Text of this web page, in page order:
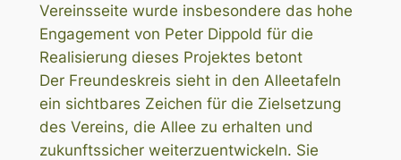
Vereinsseite wurde insbesondere das hohe
Engagement von Peter Dippold für die
Realisierung dieses Projektes betont
Der Freundeskreis sieht in den Alleetafeln
ein sichtbares Zeichen für die Zielsetzung
des Vereins, die Allee zu erhalten und
zukunftssicher weiterzuentwickeln. Sie